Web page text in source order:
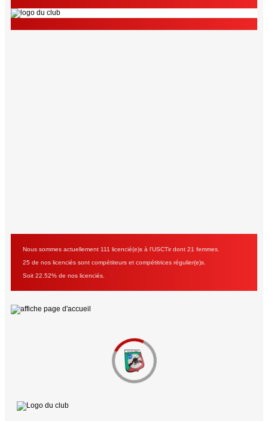
Nous sommes actuellement 111 licencié(e)s à l'USCTir dont 21 femmes.
25 de nos licenciés sont compétiteurs et compétitrices régulier(e)s.
Soit 22.52% de nos licenciés.